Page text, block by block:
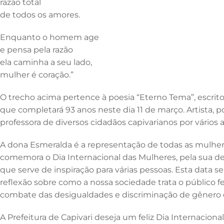
o
o
k
n
razão total
de todos os amores.
Enquanto o homem age
e pensa pela razão
ela caminha a seu lado,
mulher é coração.”
O trecho acima pertence à poesia “Eterno Tema”,
que completará 93 anos neste dia 11 de março. Artista,
professora de diversos cidadãos capivarianos por vários
A dona Esmeralda é a representação de todas as
comemora o Dia Internacional das Mulheres, pela sua
que serve de inspiração para várias pessoas. Esta
reflexão sobre como a nossa sociedade trata o público
combate das desigualdades e discriminação de
A Prefeitura de Capivari deseja um feliz Dia